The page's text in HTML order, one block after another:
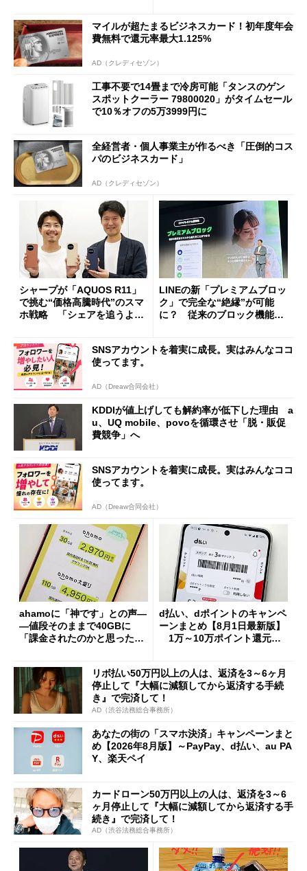
マイルが超たまるビジネスカード！初年度年会
費無料で還元率最大1.125%
AD（クレディセゾン）
工事不要で14畳まで冷房可能「タンスのゲン
スポットクーラー 79800020」がタイムセール
で10％オフの5万3999円に
全経営者・個人事業主が作るべき「圧倒的コス
パのビジネスカード」
AD（クレディセゾン）
シャープが「AQUOS R11」
で挑む“価格高騰時代”のスマ
ホ戦略 「シェアを追うより
LINEの新「プレミアムブロッ
ク」で完全な“絶縁”が可能
に？ 従来のブロック機能と
SNSアカウントを着実に成長。実はみんなココ
使ってます。
AD（Dreaw合同会社）
KDDIが値上げしても解約率が低下した理由 a
u、UQ mobile、povoを循環させ「脱・販促
費競争」へ
SNSアカウントを着実に成長。実はみんなココ
使ってます。
AD（Dreaw合同会社）
ahamoに「神です」との声―
―値段そのままで40GBに
「課金されたのかと思った」
d払い、dポイントのキャンペ
ーンまとめ【8月1日最新版】
1万～10万ポイント還元の
リボ払い50万円以上の人は、返済を3～6ヶ月
停止して『大幅に減額してから返済する手続
き』で完済して！
AD（渋谷法務総合事務所）
あなたの街の「スマホ決済」キャンペーンまと
め【2026年8月版】～PayPay、d払い、au PA
Y、楽天ペイ
カードローン50万円以上の人は、返済を3～6
ヶ月停止して『大幅に減額してから返済する手
続き』で完済して！
AD（渋谷法務総合事務所）